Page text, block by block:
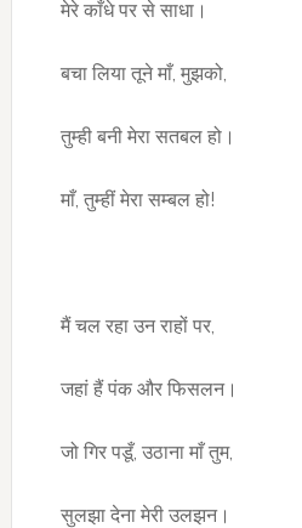
मेरे काँधे पर से साधा।
बचा लिया तूने माँ, मुझको,
तुम्ही बनी मेरा सतबल हो।
माँ, तुम्हीं मेरा सम्बल हो!
मैं चल रहा उन राहों पर,
जहां हैं पंक और फिसलन।
जो गिर पडूँ, उठाना माँ तुम,
सुलझा देना मेरी उलझन।